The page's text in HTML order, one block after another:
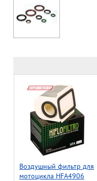
Воздушный фильтр для
мотоцикла HFA4906